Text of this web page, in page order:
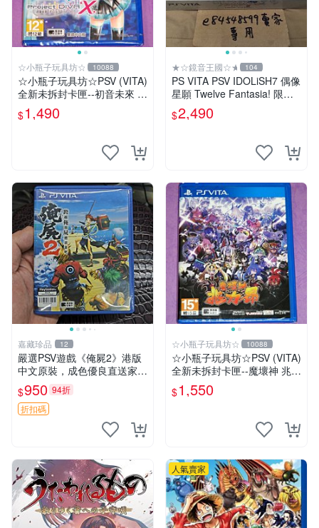
☆小瓶子玩具坊☆ 10088
☆小瓶子玩具坊☆PSV (VITA)
全新未拆封卡匣--初音未來 名
伶計畫X 中文版
$1,490
★☆鏡音王國☆★ 104
PS VITA PSV IDOLiSH7 偶像
星願 Twelve Fantasia! 限定
版 純日版 日文版 特裝版
$2,490
嘉藏珍品 12
嚴選PSV遊戲《俺屍2》港版
中文原裝，成色優良直送家門
口 俺屍2 PSV 港版 中文
$950 94折
折扣碼
☆小瓶子玩具坊☆ 10088
☆小瓶子玩具坊☆PSV (VITA)
全新未拆封卡匣--魔壞神 兆力
翁 繁體中文版
$1,550
人氣賣家